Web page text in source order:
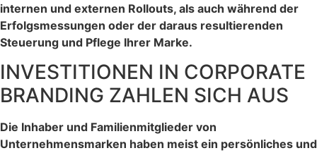
internen und externen Rollouts, als auch während der
Erfolgsmessungen oder der daraus resultierenden
Steuerung und Pflege Ihrer Marke.
INVESTITIONEN IN CORPORATE
BRANDING ZAHLEN SICH AUS
Die Inhaber und Familienmitglieder von
Unternehmensmarken haben meist ein persönliches und